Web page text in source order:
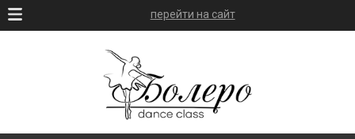
перейти на сайт